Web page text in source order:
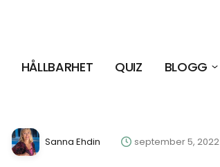
HÅLLBARHET QUIZ BLOGG
Sanna Ehdin september 5, 2022